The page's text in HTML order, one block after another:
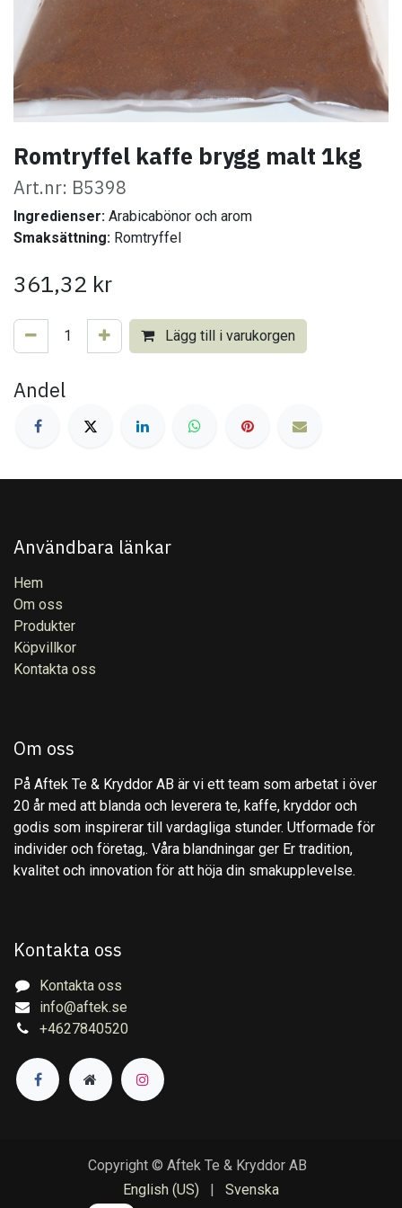
Romtryffel kaffe brygg malt 1kg
Art.nr: B5398
Ingredienser: Arabicabönor och arom
Smaksättning: Romtryffel
361,32 kr
Lägg till i varukorgen
Andel
Användbara länkar
Hem
Om oss
Produkter
Köpvillkor
Kontakta oss
Om oss
På Aftek Te & Kryddor AB är vi ett team som arbetat i över
20 år med att blanda och leverera te, kaffe, kryddor och
godis som inspirerar till vardagliga stunder. Utformade för
individer och företag,. Våra blandningar ger Er tradition,
kvalitet och innovation för att höja din smakupplevelse.
Kontakta oss
Kontakta oss
info@aftek.se
+4627840520
Copyright © Aftek Te & Kryddor AB
English (US)
|
Svenska